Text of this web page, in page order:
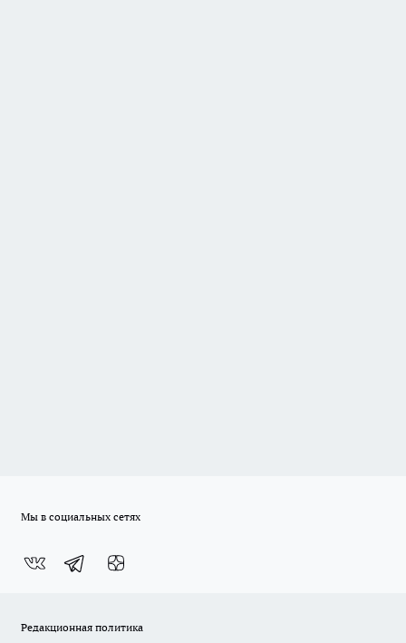
Мы в социальных сетях
Редакционная политика